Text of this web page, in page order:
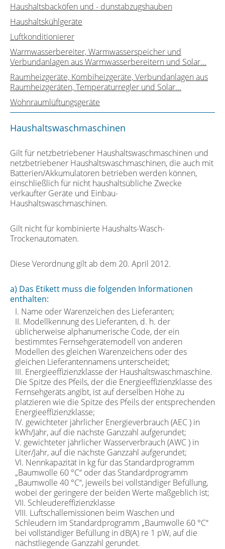
Haushaltsbacköfen und - dunstabzugshauben
Haushaltskühlgeräte
Luftkonditionierer
Warmwasserbereiter, Warmwasserspeicher und
Verbundanlagen aus Warmwasserbereitern und Solar...
Raumheizgeräte, Kombiheizgeräte, Verbundanlagen aus
Raumheizgeräten, Temperaturregler und Solar...
Wohnraumlüftungsgeräte
Haushaltswaschmaschinen
Gilt für netzbetriebener Haushaltswaschmaschinen und
netzbetriebener Haushaltswaschmaschinen, die auch mit
Batterien/Akkumulatoren betrieben werden können,
einschließlich für nicht haushaltsübliche Zwecke
verkaufter Geräte und Einbau-
Haushaltswaschmaschinen.
Gilt nicht für kombinierte Haushalts-Wasch-
Trockenautomaten.
Diese Verordnung gilt ab dem 20. April 2012.
a) Das Etikett muss die folgenden Informationen
enthalten:
I. Name oder Warenzeichen des Lieferanten;
II. Modellkennung des Lieferanten, d. h. der
üblicherweise alphanumerische Code, der ein
bestimmtes Fernsehgerätemodell von anderen
Modellen des gleichen Warenzeichens oder des
gleichen Lieferantennamens unterscheidet;
III. Energieeffizienzklasse der Haushaltswaschmaschine.
Die Spitze des Pfeils, der die Energieeffizienzklasse des
Fernsehgeräts angibt, ist auf derselben Höhe zu
platzieren wie die Spitze des Pfeils der entsprechenden
Energieeffizienzklasse;
IV. gewichteter jährlicher Energieverbrauch (AEC ) in
kWh/Jahr, auf die nächste Ganzzahl aufgerundet;
V. gewichteter jährlicher Wasserverbrauch (AWC ) in
Liter/Jahr, auf die nächste Ganzzahl aufgerundet;
VI. Nennkapazität in kg für das Standardprogramm
„Baumwolle 60 °C“ oder das Standardprogramm
„Baumwolle 40 °C“, jeweils bei vollständiger Befüllung,
wobei der geringere der beiden Werte maßgeblich ist;
VII. Schleudereffizienzklasse
VIII. Luftschallemissionen beim Waschen und
Schleudern im Standardprogramm „Baumwolle 60 °C“
bei vollständiger Befüllung in dB(A) re 1 pW, auf die
nächstliegende Ganzzahl gerundet.